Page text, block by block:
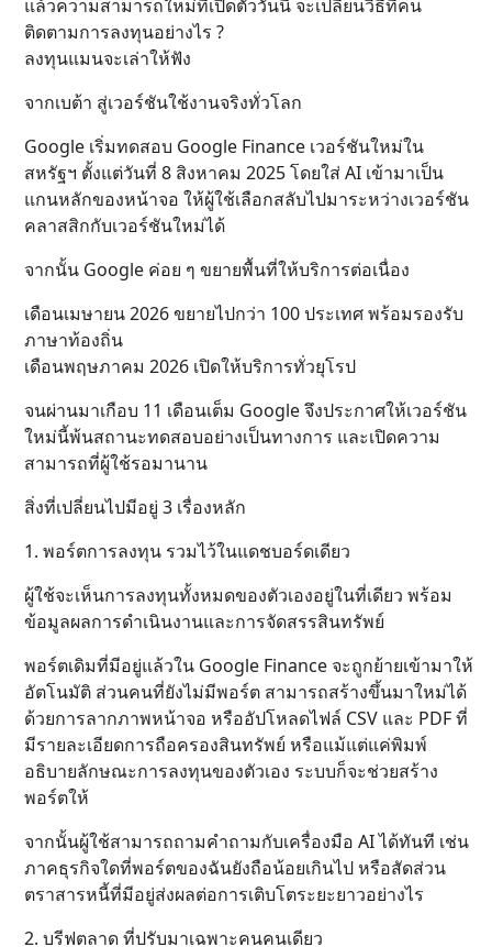
แล้วความสามารถใหม่ที่เปิดตัววันนี้ จะเปลี่ยนวิธีที่คน
ติดตามการลงทุนอย่างไร ?
ลงทุนแมนจะเล่าให้ฟัง
จากเบต้า สู่เวอร์ชันใช้งานจริงทั่วโลก
Google เริ่มทดสอบ Google Finance เวอร์ชันใหม่ใน
สหรัฐฯ ตั้งแต่วันที่ 8 สิงหาคม 2025 โดยใส่ AI เข้ามาเป็น
แกนหลักของหน้าจอ ให้ผู้ใช้เลือกสลับไปมาระหว่างเวอร์ชัน
คลาสสิกกับเวอร์ชันใหม่ได้
จากนั้น Google ค่อย ๆ ขยายพื้นที่ให้บริการต่อเนื่อง
เดือนเมษายน 2026 ขยายไปกว่า 100 ประเทศ พร้อมรองรับ
ภาษาท้องถิ่น
เดือนพฤษภาคม 2026 เปิดให้บริการทั่วยุโรป
จนผ่านมาเกือบ 11 เดือนเต็ม Google จึงประกาศให้เวอร์ชัน
ใหม่นี้พ้นสถานะทดสอบอย่างเป็นทางการ และเปิดความ
สามารถที่ผู้ใช้รอมานาน
สิ่งที่เปลี่ยนไปมีอยู่ 3 เรื่องหลัก
1. พอร์ตการลงทุน รวมไว้ในแดชบอร์ดเดียว
ผู้ใช้จะเห็นการลงทุนทั้งหมดของตัวเองอยู่ในที่เดียว พร้อม
ข้อมูลผลการดำเนินงานและการจัดสรรสินทรัพย์
พอร์ตเดิมที่มีอยู่แล้วใน Google Finance จะถูกย้ายเข้ามาให้
อัตโนมัติ ส่วนคนที่ยังไม่มีพอร์ต สามารถสร้างขึ้นมาใหม่ได้
ด้วยการลากภาพหน้าจอ หรืออัปโหลดไฟล์ CSV และ PDF ที่
มีรายละเอียดการถือครองสินทรัพย์ หรือแม้แต่แค่พิมพ์
อธิบายลักษณะการลงทุนของตัวเอง ระบบก็จะช่วยสร้าง
พอร์ตให้
จากนั้นผู้ใช้สามารถถามคำถามกับเครื่องมือ AI ได้ทันที เช่น
ภาคธุรกิจใดที่พอร์ตของฉันยังถือน้อยเกินไป หรือสัดส่วน
ตราสารหนี้ที่มีอยู่ส่งผลต่อการเติบโตระยะยาวอย่างไร
2. บรีฟตลาด ที่ปรับมาเฉพาะคนคนเดียว